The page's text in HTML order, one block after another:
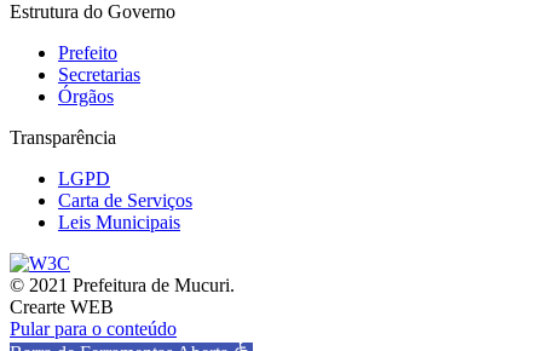
Estrutura do Governo
Prefeito
Secretarias
Órgãos
Transparência
LGPD
Carta de Serviços
Leis Municipais
© 2021 Prefeitura de Mucuri.
Crearte WEB
Pular para o conteúdo